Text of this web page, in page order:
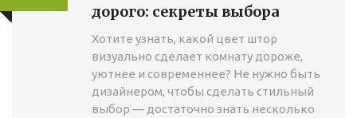
дорого: секреты выбора
Хотите узнать, какой цвет штор
визуально сделает комнату дороже,
уютнее и современнее? Не нужно быть
дизайнером, чтобы сделать стильный
выбор — достаточно знать несколько